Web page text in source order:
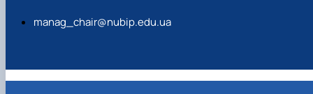
manag_chair@nubip.edu.ua